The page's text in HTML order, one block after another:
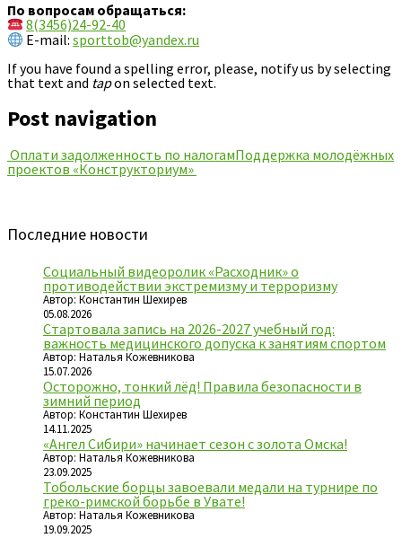
По вопросам обращаться:
8(3456)24-92-40
Е-mail:sporttob@yandex.ru
If you have found a spelling error, please, notify us by selecting
that text and tapon selected text.
Post navigation
Оплати задолженность по налогамПоддержка молодёжных
проектов «Конструкториум»
Последние новости
Социальный видеоролик «Расходник» о
противодействии экстремизму и терроризму
Автор: Константин Шехирев
05.08.2026
Стартовала запись на 2026-2027 учебный год:
важность медицинского допуска к занятиям спортом
Автор: Наталья Кожевникова
15.07.2026
Осторожно, тонкий лёд! Правила безопасности в
зимний период
Автор: Константин Шехирев
14.11.2025
«Ангел Сибири» начинает сезон с золота Омска!
Автор: Наталья Кожевникова
23.09.2025
Тобольские борцы завоевали медали на турнире по
греко-римской борьбе в Увате!
Автор: Наталья Кожевникова
19.09.2025